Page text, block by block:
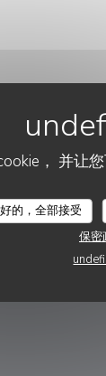
， 并让
好的，全部接受
保密